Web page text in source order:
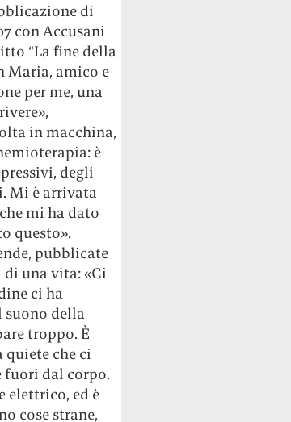
di
con Accusani
“La fine della
Maria, amico e
per me, una
in macchina,
è
degli
Mi è arrivata
mi ha dato
questo».
pubblicate
una vita: «Ci
ci ha
suono della
troppo. È
quiete che ci
fuori dal corpo.
elettrico, ed è
cose strane,